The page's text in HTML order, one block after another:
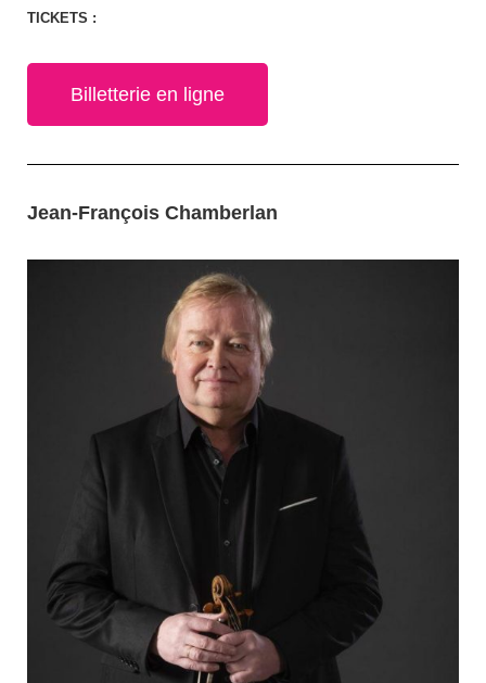
TICKETS :
Billetterie en ligne
Jean-François Chamberlan